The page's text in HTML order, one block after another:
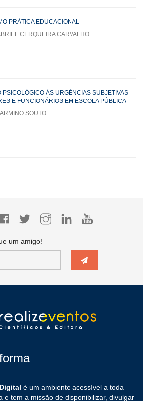
PRÁTICA EDUCACIONAL
CERQUEIRA CARVALHO
PSICOLÓGICO ÀS URGÊNCIAS SUBJETIVAS
E FUNCIONÁRIOS EM ESCOLA PÚBLICA
SOUTO
um amigo!
é um ambiente acessível a toda
e tem a missão de disponibilizar, divulgar